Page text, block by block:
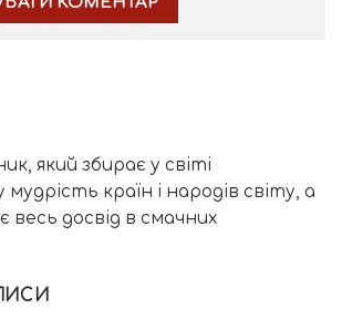
який збирає у світі
країн і народів світу, а
весь досвід в смачних